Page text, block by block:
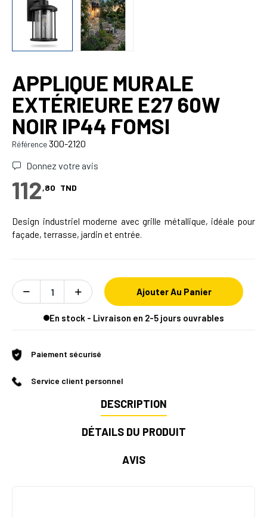
APPLIQUE MURALE
EXTÉRIEURE E27 60W
NOIR IP44 FOMSI
Référence300-2120
Donnez votre avis
112,80 TND
Design industriel moderne avec grille métallique, idéale pour
façade, terrasse, jardin et entrée.
Ajouter Au Panier
En stock - Livraison en 2-5 jours ouvrables
Paiement sécurisé
Service client personnel
DESCRIPTION
DÉTAILS DU PRODUIT
AVIS